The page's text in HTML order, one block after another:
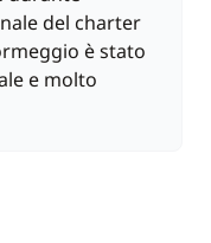
del charter
è stato
e molto